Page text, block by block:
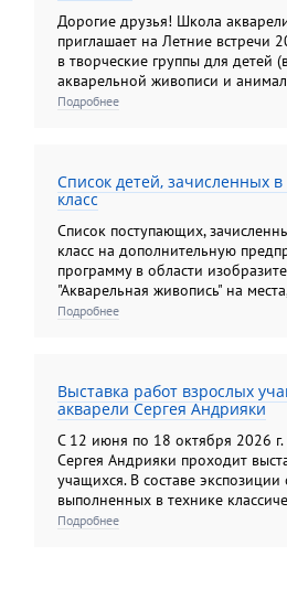
Дорогие друзья! Школа
приглашает на Летние встречи
в творческие группы для детей
акварельной живописи и
Подробнее
Список детей, зачисленных
класс
Список поступающих,
класс на дополнительную
программу в области
"Акварельная живопись" на
средств федерального бюджета.
Подробнее
Выставка работ взрослых
акварели Сергея Андрияки
С 12 июня по 18 октября 2026
Сергея Андрияки проходит
учащихся. В составе
выполненных в технике
акварели, а также гризайли и
Подробнее